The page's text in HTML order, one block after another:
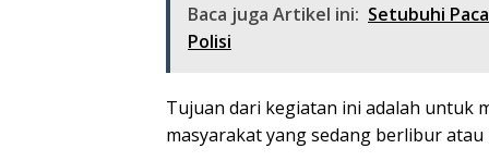
Baca juga Artikel ini: Setubuhi
Polisi
Tujuan dari kegiatan ini adalah untuk
masyarakat yang sedang berlibur